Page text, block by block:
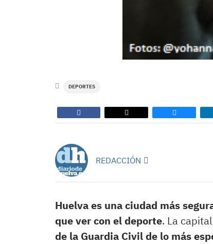
DEPORTES
REDACCIÓN
Huelva es una ciudad más
que ver con el deporte. La
de la Guardia Civil de lo más